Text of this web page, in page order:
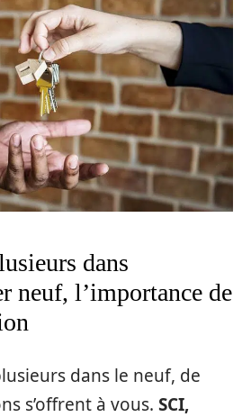
dans
neuf, l’importance de
dans le neuf, de
s’offrent à vous. SCI,